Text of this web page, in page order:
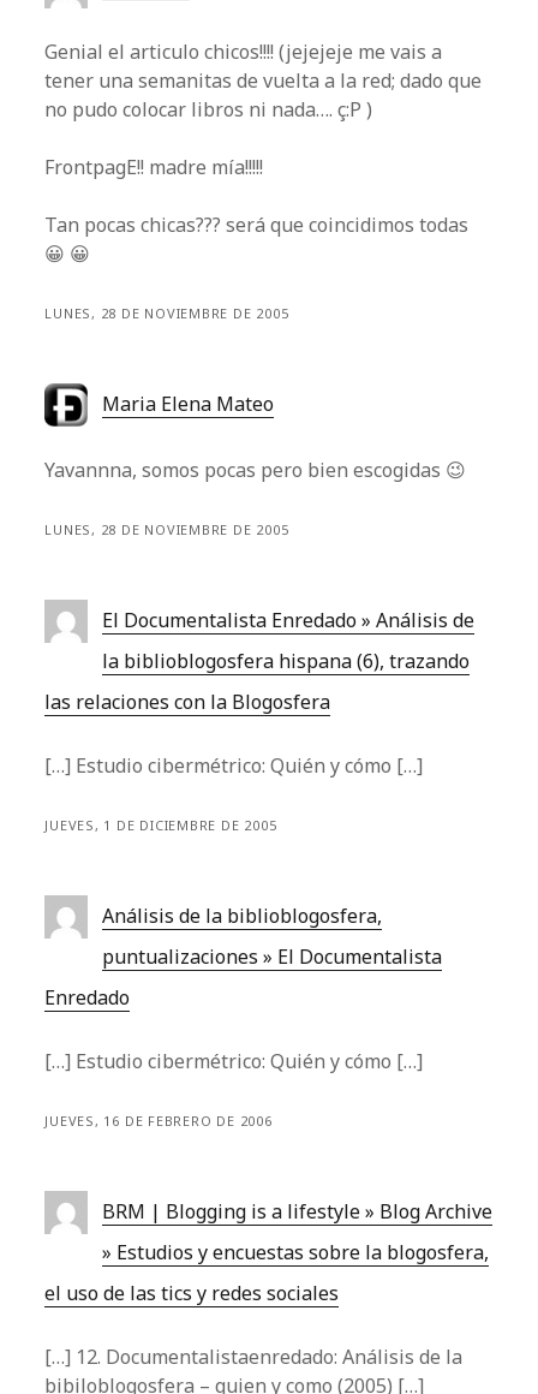
Genial el articulo chicos!!!! (jejejeje me vais a
tener una semanitas de vuelta a la red; dado que
no pudo colocar libros ni nada…. ç:P )
FrontpagE!! madre mía!!!!!
Tan pocas chicas??? será que coincidimos todas
😀 😀
LUNES, 28 DE NOVIEMBRE DE 2005
Maria Elena Mateo
Yavannna, somos pocas pero bien escogidas 😉
LUNES, 28 DE NOVIEMBRE DE 2005
El Documentalista Enredado » Análisis de
la biblioblogosfera hispana (6), trazando
las relaciones con la Blogosfera
[…] Estudio cibermétrico: Quién y cómo […]
JUEVES, 1 DE DICIEMBRE DE 2005
Análisis de la biblioblogosfera,
puntualizaciones » El Documentalista
Enredado
[…] Estudio cibermétrico: Quién y cómo […]
JUEVES, 16 DE FEBRERO DE 2006
BRM | Blogging is a lifestyle » Blog Archive
» Estudios y encuestas sobre la blogosfera,
el uso de las tics y redes sociales
[…] 12. Documentalistaenredado: Análisis de la
bibiloblogosfera – quien y como (2005) […]